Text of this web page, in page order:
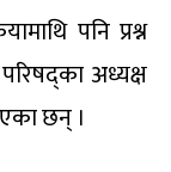
पनि प्रश्न
अध्यक्ष
छन् ।